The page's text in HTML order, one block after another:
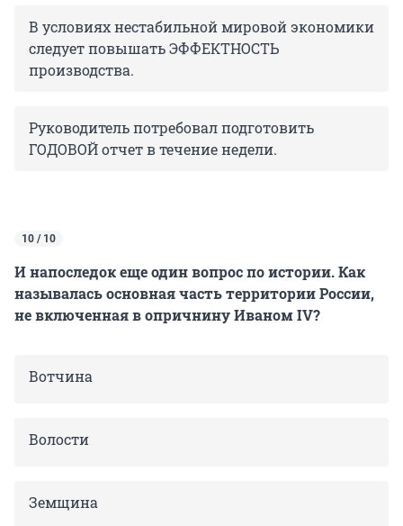
В условиях нестабильной мировой экономики
следует повышать ЭФФЕКТНОСТЬ
производства.
Руководитель потребовал подготовить
ГОДОВОЙ отчет в течение недели.
10 / 10
И напоследок еще один вопрос по истории. Как
называлась основная часть территории России,
не включенная в опричнину Иваном IV?
Вотчина
Волости
Земщина